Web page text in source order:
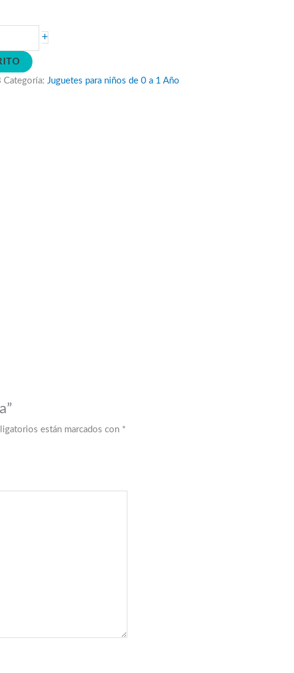
+
Categoría: Juguetes para niños de 0 a 1 Año
están marcados con *